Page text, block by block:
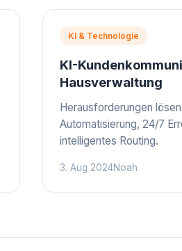
KI & Technologie
KI-
Hausverwaltung
Herausforderungen
Automatisierung, 24/7
intelligentes Routing.
3. Aug 2024Noah